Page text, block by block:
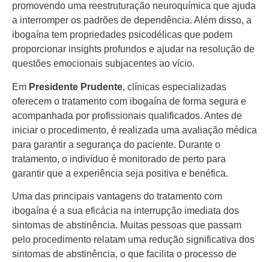
promovendo uma reestruturação neuroquímica que ajuda
a interromper os padrões de dependência. Além disso, a
ibogaína tem propriedades psicodélicas que podem
proporcionar insights profundos e ajudar na resolução de
questões emocionais subjacentes ao vício.
Em Presidente Prudente, clínicas especializadas
oferecem o tratamento com ibogaína de forma segura e
acompanhada por profissionais qualificados. Antes de
iniciar o procedimento, é realizada uma avaliação médica
para garantir a segurança do paciente. Durante o
tratamento, o indivíduo é monitorado de perto para
garantir que a experiência seja positiva e benéfica.
Uma das principais vantagens do tratamento com
ibogaína é a sua eficácia na interrupção imediata dos
sintomas de abstinência. Muitas pessoas que passam
pelo procedimento relatam uma redução significativa dos
sintomas de abstinência, o que facilita o processo de